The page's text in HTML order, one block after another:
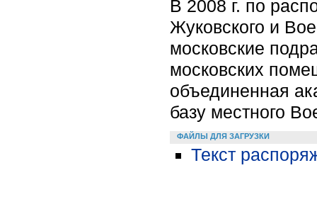
В 2008 г. по
Жуковского и
московские
московских
объединенная
базу местного
ФАЙЛЫ ДЛЯ ЗАГРУЗКИ
Текст